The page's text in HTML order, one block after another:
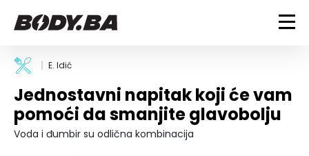
FITNESS
Vježbanje
Mršanje
Discipline
BODYBUILDING
Trening i vježbe
ISHRANA
E. Idić
Jednostavni napitak koji će vam
pomoći da smanjite glavobolju
Voda i đumbir su odlična kombinacija